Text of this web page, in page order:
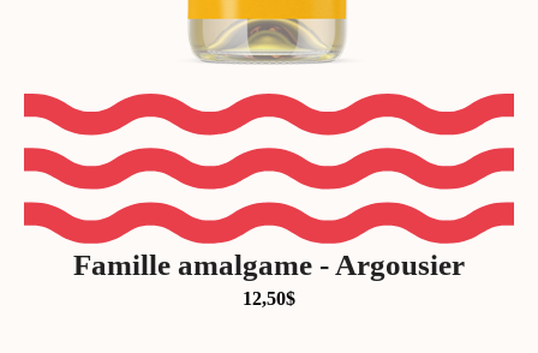
Famille amalgame - Argousier
12,50$